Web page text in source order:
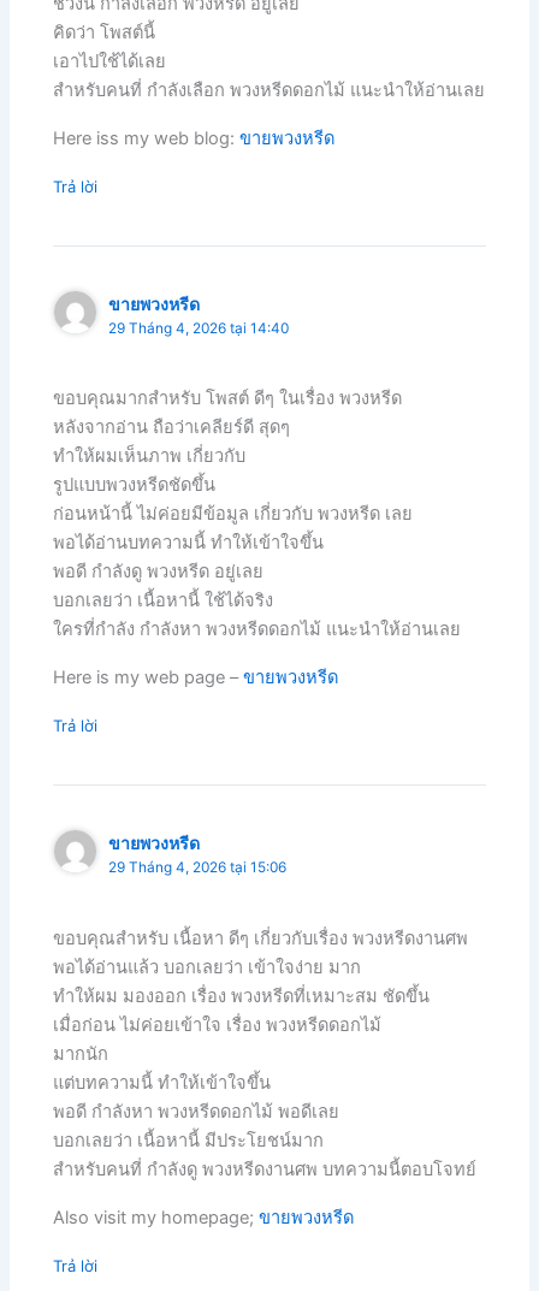
คิดว่า โพสต์นี้
เอาไปใช้ได้เลย
สำหรับคนที่ กำลังเลือก พวงหรีดดอกไม้ แนะนำให้อ่านเลย
Here iss my web blog:ขายพวงหรีด
Trả lời
ขายพวงหรีด
29 Tháng 4, 2026 tại 14:40
ขอบคุณมากสำหรับ โพสต์ ดีๆ ในเรื่อง พวงหรีด
หลังจากอ่าน ถือว่าเคลียร์ดี สุดๆ
ทำให้ผมเห็นภาพ เกี่ยวกับ
รูปแบบพวงหรีดชัดขึ้น
ก่อนหน้านี้ ไม่ค่อยมีข้อมูล เกี่ยวกับ พวงหรีด เลย
พอได้อ่านบทความนี้ ทำให้เข้าใจขึ้น
พอดี กำลังดู พวงหรีด อยู่เลย
บอกเลยว่า เนื้อหานี้ ใช้ได้จริง
ใครที่กำลัง กำลังหา พวงหรีดดอกไม้ แนะนำให้อ่านเลย
Here is my web page –ขายพวงหรีด
Trả lời
ขายพวงหรีด
29 Tháng 4, 2026 tại 15:06
ขอบคุณสำหรับ เนื้อหา ดีๆ เกี่ยวกับเรื่อง พวงหรีดงานศพ
พอได้อ่านแล้ว บอกเลยว่า เข้าใจง่าย มาก
ทำให้ผม มองออก เรื่อง พวงหรีดที่เหมาะสม ชัดขึ้น
เมื่อก่อน ไม่ค่อยเข้าใจ เรื่อง พวงหรีดดอกไม้
มากนัก
แต่บทความนี้ ทำให้เข้าใจขึ้น
พอดี กำลังหา พวงหรีดดอกไม้ พอดีเลย
บอกเลยว่า เนื้อหานี้ มีประโยชน์มาก
สำหรับคนที่ กำลังดู พวงหรีดงานศพ บทความนี้ตอบโจทย์
Also visit my homepage;ขายพวงหรีด
Trả lời